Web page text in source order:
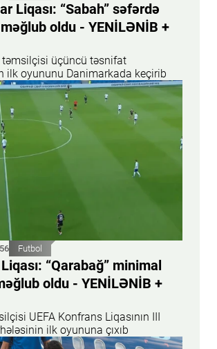
Liqası: “Sabah” səfərdə
məğlub oldu - YENİLƏNİB +
təmsilçisi üçüncü təsnifat
ilk oyununu Danimarkada keçirib
Futbol
“Qarabağ” minimal
oldu - YENİLƏNİB +
UEFA Konfrans Liqasının III
ilk oyununa çıxıb